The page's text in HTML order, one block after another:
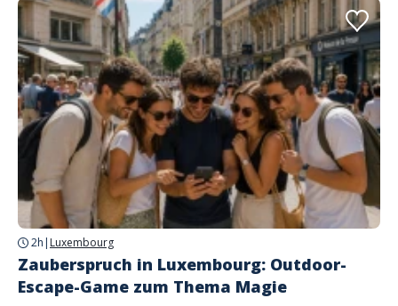
2h | Luxembourg
Zauberspruch in Luxembourg: Outdoor-
Escape-Game zum Thema Magie